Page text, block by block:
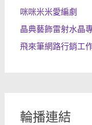
咪咪米米愛編劇
晶典藝飾雷射水晶
飛來筆網路行銷工
輪播連結